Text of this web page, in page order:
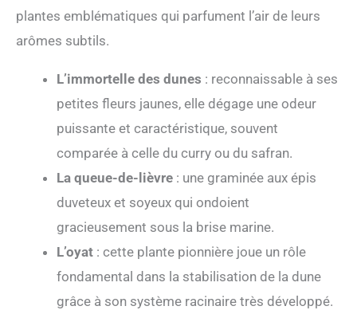
plantes emblématiques qui parfument l’air de leurs
arômes subtils.
L’immortelle des dunes : reconnaissable à ses
petites fleurs jaunes, elle dégage une odeur
puissante et caractéristique, souvent
comparée à celle du curry ou du safran.
La queue-de-lièvre : une graminée aux épis
duveteux et soyeux qui ondoient
gracieusement sous la brise marine.
L’oyat : cette plante pionnière joue un rôle
fondamental dans la stabilisation de la dune
grâce à son système racinaire très développé.